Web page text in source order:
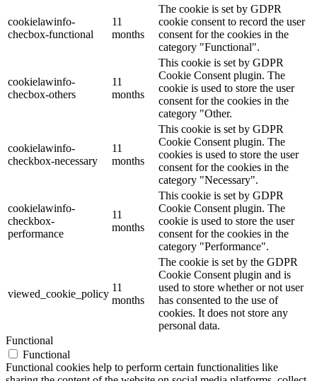
cookielawinfo-
checbox-functional
11
months
The cookie is set by GDPR
cookie consent to record the user
consent for the cookies in the
category "Functional".
cookielawinfo-
checbox-others
11
months
This cookie is set by GDPR
Cookie Consent plugin. The
cookie is used to store the user
consent for the cookies in the
category "Other.
cookielawinfo-
checkbox-necessary
11
months
This cookie is set by GDPR
Cookie Consent plugin. The
cookies is used to store the user
consent for the cookies in the
category "Necessary".
cookielawinfo-
checkbox-
performance
11
months
This cookie is set by GDPR
Cookie Consent plugin. The
cookie is used to store the user
consent for the cookies in the
category "Performance".
viewed_cookie_policy
11
months
The cookie is set by the GDPR
Cookie Consent plugin and is
used to store whether or not user
has consented to the use of
cookies. It does not store any
personal data.
Functional
Functional
Functional cookies help to perform certain functionalities like